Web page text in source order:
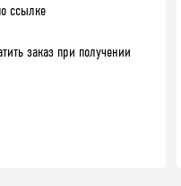
ссылке
заказ при получении